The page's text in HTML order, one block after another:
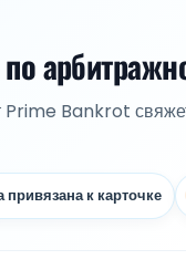
Prime Bankrot
привязана к карточке